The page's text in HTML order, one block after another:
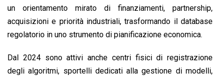
un orientamento mirato di finanziamenti, partnership,
acquisizioni e priorità industriali, trasformando il database
regolatorio in uno strumento di pianificazione economica.
Dal 2024 sono attivi anche centri fisici di registrazione
degli algoritmi, sportelli dedicati alla gestione di modelli,